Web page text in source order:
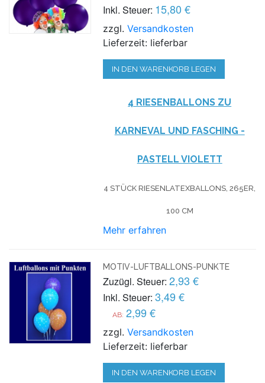
Inkl. Steuer: 15,80 €
zzgl.Versandkosten
Lieferzeit: lieferbar
IN DEN WARENKORB LEGEN
4 RIESENBALLONS ZU
KARNEVAL UND FASCHING -
PASTELL VIOLETT
4 STÜCK RIESENLATEXBALLONS, 265ER,
100 CM
Mehr erfahren
MOTIV-LUFTBALLONS-PUNKTE
Zuzügl. Steuer: 2,93 €
Inkl. Steuer: 3,49 €
AB: 2,99 €
zzgl.Versandkosten
Lieferzeit: lieferbar
IN DEN WARENKORB LEGEN